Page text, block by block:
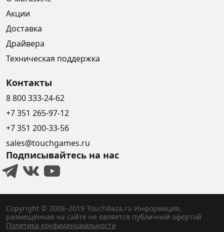
Акции
Доставка
Драйвера
Техническая поддержка
Контакты
8 800 333-24-62
+7 351 265-97-12
+7 351 200-33-56
sales@touchgames.ru
Подписывайтесь на нас
Copyright © 2008–2019 TouchBaza.ru Информация,
размещённая на сайте не является публичной офертой
Политика конфиденциальности